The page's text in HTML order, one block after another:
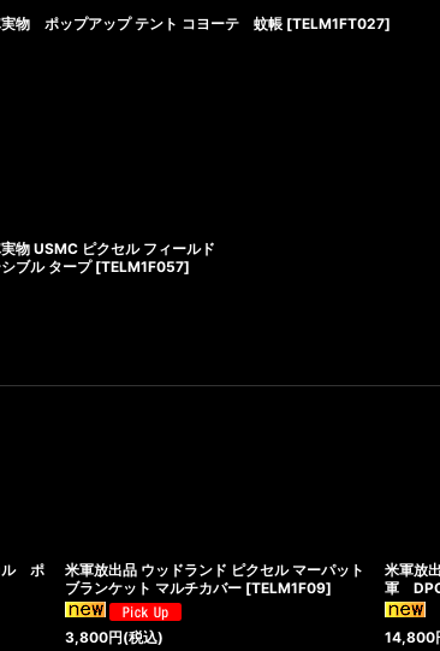
実物 ポップアップ テント コヨーテ 蚊帳 [TELM1FT027]
物 USMC ピクセル フィールド
ブル タープ [TELM1F057]
ル ポ
米軍放出品 ウッドランド ピクセル マーパット
ブランケット マルチカバー [TELM1F09]
3,800円(税込)
米軍放
軍
14,800